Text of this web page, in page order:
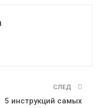
СЛЕД
5 инструкций самых